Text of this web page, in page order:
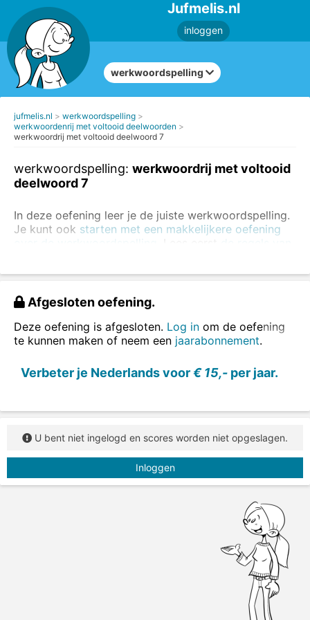
Jufmelis.nl
inloggen
werkwoordspelling
jufmelis.nl
werkwoordspelling
werkwoordenrij met voltooid deelwoorden
werkwoordrij met voltooid deelwoord 7
werkwoordspelling: werkwoordrij met voltooid
deelwoord 7
In deze oefening leer je de juiste werkwoordspelling.
Je kunt ook starten met een makkelijkere oefening
Afgesloten oefening.
Deze oefening is afgesloten. Log in om de oefening
te kunnen maken of neem een jaarabonnement.
Verbeter je Nederlands voor€ 15,- per jaar.
U bent niet ingelogd en scores worden niet opgeslagen.
Inloggen